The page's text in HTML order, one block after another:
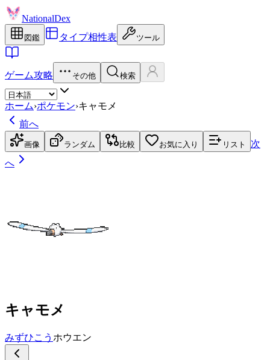
NationalDex
図鑑 タイプ相性表 ツール
ゲーム攻略 その他 検索
ホーム›ポケモン›キャモメ
前へ
画像 ランダム 比較 お気に入り リスト
次
へ
キャモメ
みずひこう ホウエン